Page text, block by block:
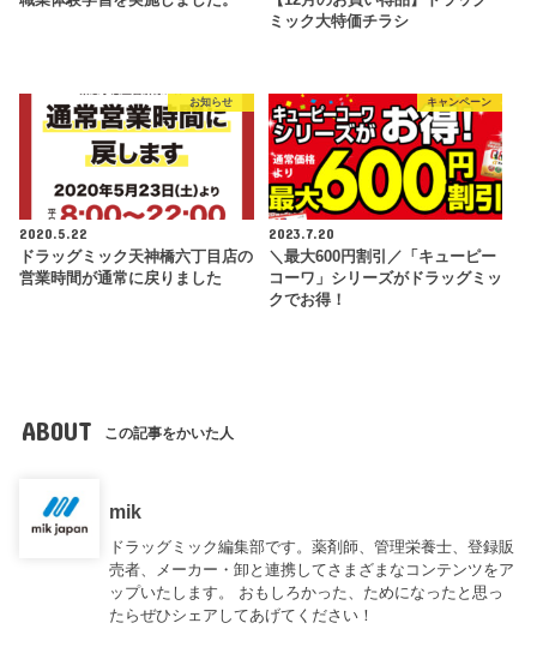
ミック大特価チラシ
お知らせ
2020.5.22
ドラッグミック天神橋六丁目店の
営業時間が通常に戻りました
キャンペーン
2023.7.20
＼最大600円割引／「キューピー
コーワ」シリーズがドラッグミッ
クでお得！
ABOUT この記事をかいた人
mik
ドラッグミック編集部です。薬剤師、管理栄養士、登録販
売者、メーカー・卸と連携してさまざまなコンテンツをア
ップいたします。 おもしろかった、ためになったと思っ
たらぜひシェアしてあげてください！